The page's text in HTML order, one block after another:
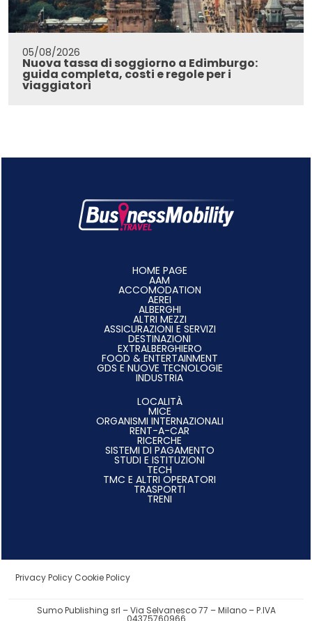
05/08/2026
Nuova tassa di soggiorno a Edimburgo:
guida completa, costi e regole per i
viaggiatori
HOME PAGE
AAM
ACCOMODATION
AEREI
ALBERGHI
ALTRI MEZZI
ASSICURAZIONI E SERVIZI
DESTINAZIONI
EXTRALBERGHIERO
FOOD & ENTERTAINMENT
GDS E NUOVE TECNOLOGIE
INDUSTRIA
LOCALITÀ
MICE
ORGANISMI INTERNAZIONALI
RENT-A-CAR
RICERCHE
SISTEMI DI PAGAMENTO
STUDI E ISTITUZIONI
TECH
TMC E ALTRI OPERATORI
TRASPORTI
TRENI
Privacy Policy Cookie Policy
Sumo Publishing srl – Via Selvanesco 77 – Milano – P.IVA
04375760966